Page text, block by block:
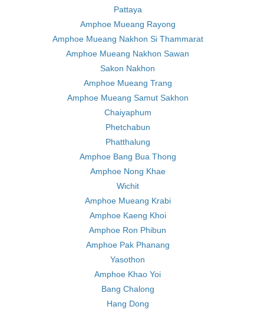
Pattaya
Amphoe Mueang Rayong
Amphoe Mueang Nakhon Si Thammarat
Amphoe Mueang Nakhon Sawan
Sakon Nakhon
Amphoe Mueang Trang
Amphoe Mueang Samut Sakhon
Chaiyaphum
Phetchabun
Phatthalung
Amphoe Bang Bua Thong
Amphoe Nong Khae
Wichit
Amphoe Mueang Krabi
Amphoe Kaeng Khoi
Amphoe Ron Phibun
Amphoe Pak Phanang
Yasothon
Amphoe Khao Yoi
Bang Chalong
Hang Dong